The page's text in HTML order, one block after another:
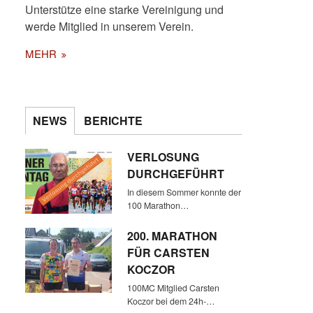
STEPHAN ÜBERREICHT DIE
URKUNDE ...
Unterstütze eine starke Vereinigung und
werde Mitglied in unserem Verein.
MEHR
NEWS BERICHTE
VERLOSUNG
DURCHGEFÜHRT
In diesem Sommer konnte der
100 Marathon…
200. MARATHON
FÜR CARSTEN
KOCZOR
100MC Mitglied Carsten
Koczor bei dem 24h-…